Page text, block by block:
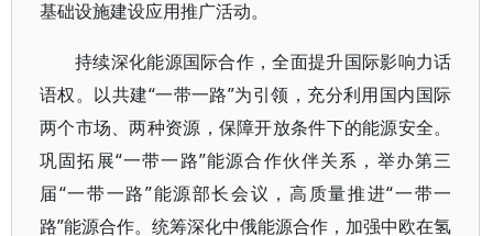
基础设施建设应用推广活动。
持续深化能源国际合作，全面提升国际影响力话
语权。以共建“一带一路”为引领，充分利用国内国际
两个市场、两种资源，保障开放条件下的能源安全。
巩固拓展“一带一路”能源合作伙伴关系，举办第三
届“一带一路”能源部长会议，高质量推进“一带一
路”能源合作。统筹深化中俄能源合作，加强中欧在氢